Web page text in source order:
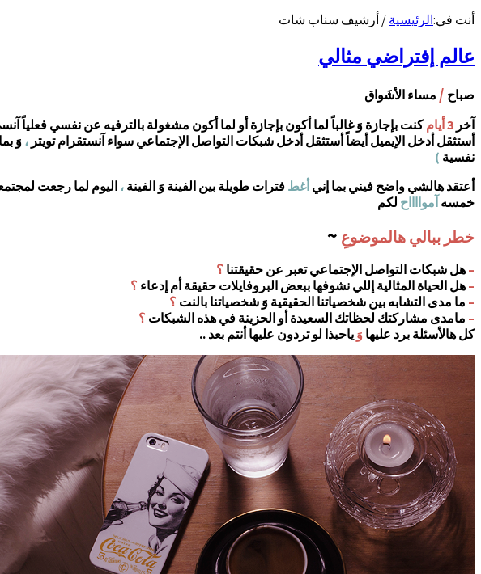
أنت في:الرئيسية / أرشيف سناب شات
عالم إفتراضي مثالي
صباح / مساء الأشَواق
آخر 3 أيام
كنت بإجازة وَ غالباً لما أكون بإجازة أو لما أكون مشغولة بالترفيه عن نفسي
أستثقل أدخل الإيميل أيضاً أستثقل أدخل شبكات التواصل الإجتماعي سواء آنستقرام تويتر ، وَ
نفسية )
أعتقد هالشي واضح فيني بما إني أغط فترات طويلة بين الفينة وَ الفينة ،اليوم لما رجعت
خمسه آموااااح لكم
خطر ببالي هالموضوعِ ~
– هل شبكات التواصل الإجتماعي تعبر عن حقيقتنا ؟
– هل الحياة المثالية إللي نشوفها ببعض البروفايلات حقيقة أم إدعاء ؟
– ما مدى التشابه بين شخصياتنا الحقيقية وَ شخصياتنا بالنت ؟
– مامدى مشاركتك لحظاتك السعيدة أو الحزينة في هذه الشبكات ؟
كل هالأسئلة برد عليها وَ ياحبذا لو تردون عليها أنتم بعد ..